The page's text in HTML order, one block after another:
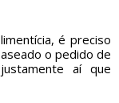
é preciso
o pedido de
aí que